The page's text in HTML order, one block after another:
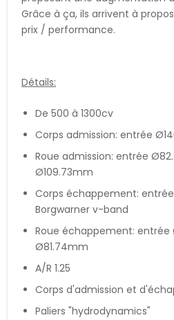
Grâce à ça, ils arrivent à
prix / performance.
Détails:
De 500 à 1300cv
Corps admission: entrée
Roue admission: entrée
Ø109.73mm
Corps échappement:
Borgwarner v-band
Roue échappement:
Ø81.74mm
A/R 1.25
Corps d'admission et
Paliers "hydrodynamics"